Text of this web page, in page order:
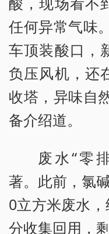
任何异常气味
车顶装酸口，
负压风机，还
收塔，异味自
备介绍道。
废水“零
著。此前，氯
0立方米废水
分收集回用，